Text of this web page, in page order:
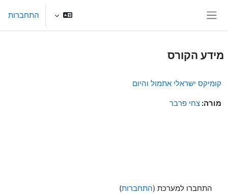
התחברות
מידע הקורס
קומיקס ישראלי אתמול והיום
מורה: צחי פרבר
התחברו למערכת (התחברות)